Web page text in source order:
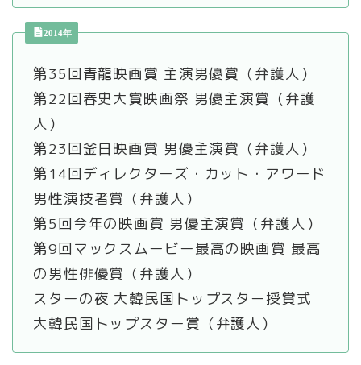
2014年
第35回青龍映画賞 主演男優賞（弁護人）
第22回春史大賞映画祭 男優主演賞（弁護
人）
第23回釜日映画賞 男優主演賞（弁護人）
第14回ディレクターズ・カット・アワード
男性演技者賞（弁護人）
第5回今年の映画賞 男優主演賞（弁護人）
第9回マックスムービー最高の映画賞 最高
の男性俳優賞（弁護人）
スターの夜 大韓民国トップスター授賞式
大韓民国トップスター賞（弁護人）